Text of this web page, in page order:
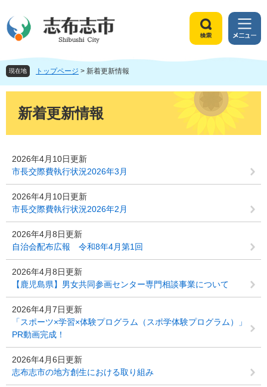
ジ
頭
す
ュ
飛
し
索
メ
ニ
ュ
現在地 トップページ > 新着更新情報
新着更新情報
2026年4月10日更新
市長交際費執行状況2026年3月
2026年4月10日更新
市長交際費執行状況2026年2月
2026年4月8日更新
自治会配布広報 令和8年4月第1回
2026年4月8日更新
【鹿児島県】男女共同参画センター専門相談事業について
2026年4月7日更新
「スポーツ×学習×体験プログラム（スポ学体験プログラム）」
PR動画完成！
2026年4月6日更新
志布志市の地方創生における取り組み